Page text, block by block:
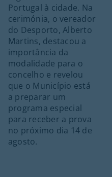
Portugal à cidade. Na
cerimónia, o vereador
do Desporto, Alberto
Martins, destacou a
importância da
modalidade para o
concelho e revelou
que o Município está
a preparar um
programa especial
para receber a prova
no próximo dia 14 de
agosto.